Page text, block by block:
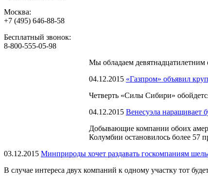
Москва:
+7 (495) 646-88-58
Бесплатный звонок:
8-800-555-05-98
Мы обладаем
04.12.2015 «Газпром» объявил
Четверть «Силы Сибири»
04.12.2015 Венесуэла наращивает
Добывающие компании обоих
Колумбии остановилось более 57
03.12.2015 Минприроды хочет раздавать госкомпаниям
В случае интереса двух компаний к одному участку тот